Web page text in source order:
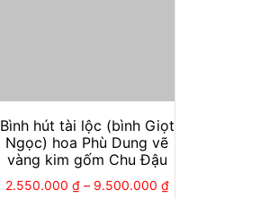
Bình hút tài lộc (bình Giọt
Ngọc) hoa Phù Dung vẽ
vàng kim gốm Chu Đậu
2.550.000 ₫– 9.500.000 ₫